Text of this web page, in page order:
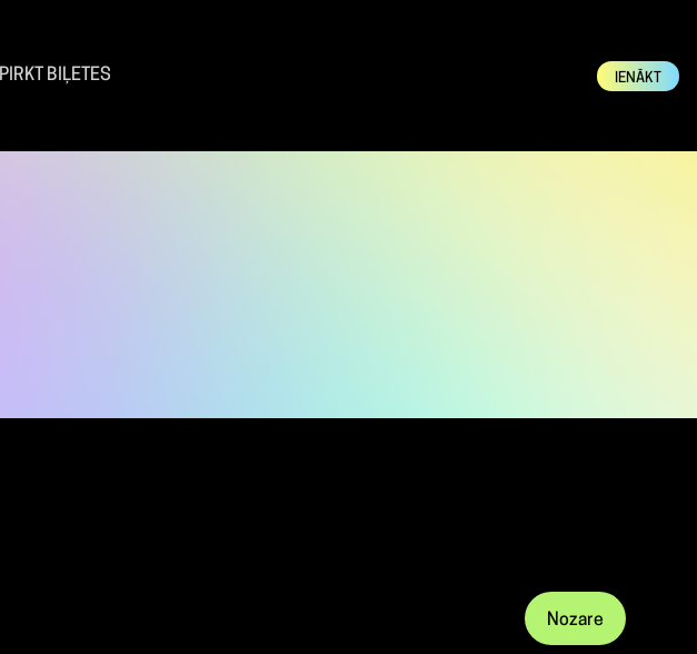
PIRKT BIĻETES IENĀKT
Nozare